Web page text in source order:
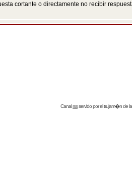
cortante o directamente no recibir
Canalrssservido por eltrujam�nde